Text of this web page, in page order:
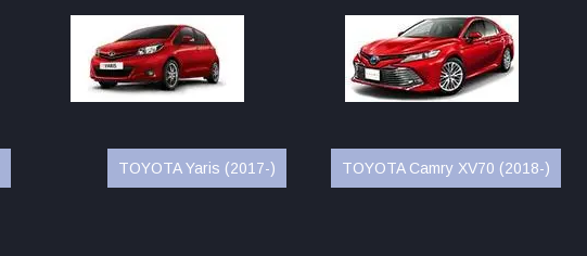
TOYOTA Yaris (2017-) TOYOTA Camry XV70 (2018-)